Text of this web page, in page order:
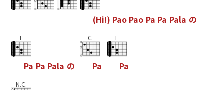
(Hi!) Pao Pao Pa Pa Pala の
F
Pa Pa Pala の
C
Pa
F
Pa
N.C.